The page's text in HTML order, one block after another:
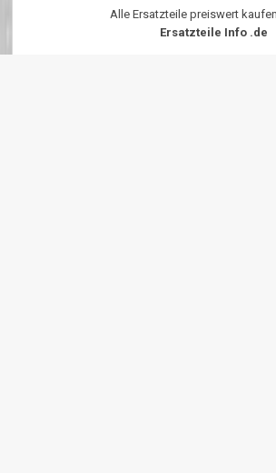
Alle Ersatzteile preiswert
Ersatzteile Info .de